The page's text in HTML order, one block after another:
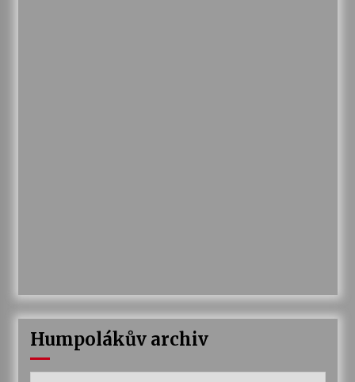
Humpolákův archiv